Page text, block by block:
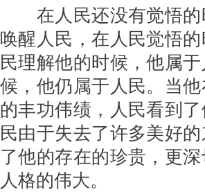
在人民还没有觉悟
唤醒人民，在人民觉悟
民理解他的时候，他属
候，他仍属于人民。当
的丰功伟绩，人民看到
民由于失去了许多美好
了他的存在的珍贵，更
人格的伟大。